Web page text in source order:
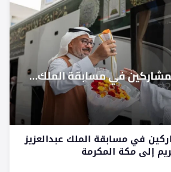
في مسابقة الملك عبدالعزيز
إلى مكة المكرمة